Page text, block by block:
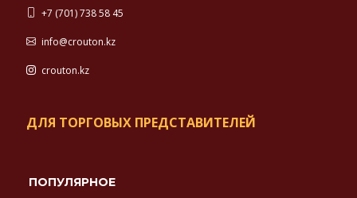
+7 (701) 738 58 45
info@crouton.kz
crouton.kz
ДЛЯ ТОРГОВЫХ ПРЕДСТАВИТЕЛЕЙ
ПОПУЛЯРНОЕ